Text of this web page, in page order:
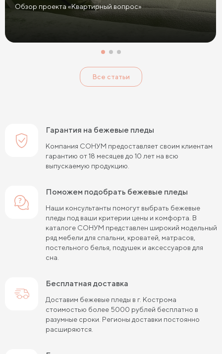
Обзор проекта «Квартирный вопрос»
Все статьи
Гарантия на бежевые пледы
Компания СОНУМ предоставляет своим клиентам
гарантию от 18 месяцев до 10 лет на всю
выпускаемую продукцию.
Поможем подобрать бежевые пледы
Наши консультанты помогут выбрать бежевые
пледы под ваши критерии цены и комфорта. В
каталоге СОНУМ представлен широкий модельный
ряд мебели для спальни, кроватей, матрасов,
постельного белья, подушек и аксессуаров для
сна.
Бесплатная доставка
Доставим бежевые пледы в г. Кострома
стоимостью более 5000 рублей бесплатно в
разумные сроки. Регионы доставки постоянно
расширяются.